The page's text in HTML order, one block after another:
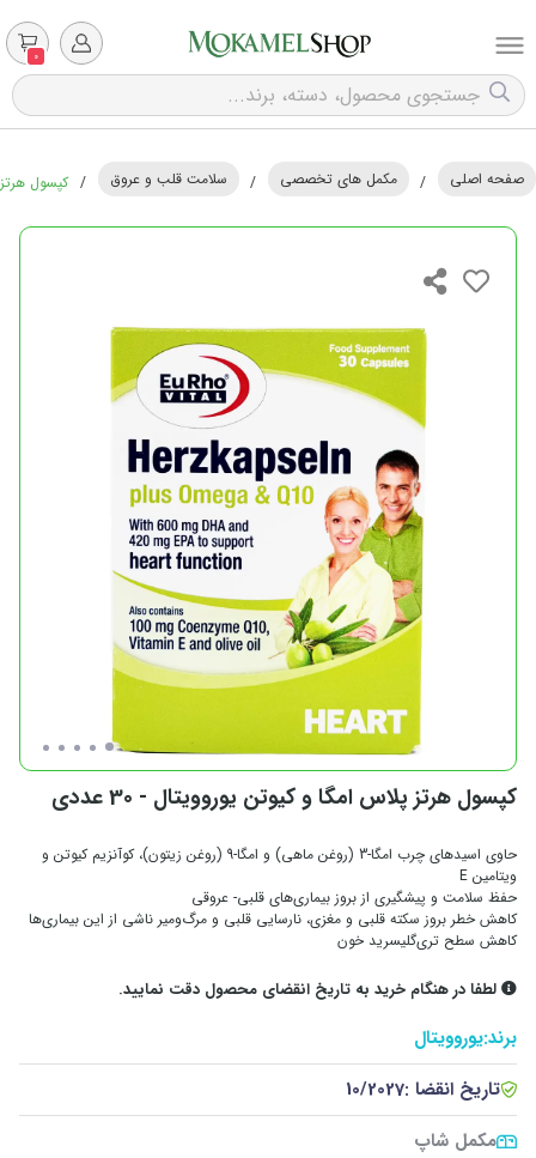
0
صفحه اصلی / مکمل های تخصصی / سلامت قلب و عروق / کپسول هرتز
کپسول هرتز پلاس امگا و کیوتن یوروویتال - 30 عددی
حاوی اسیدهای چرب امگا-3 (روغن ماهی) و امگا-9 (روغن زیتون)، کوآنزیم کیوتن و
ویتامین E
حفظ سلامت و پیشگیری از بروز بیماری‌های قلبی- عروقی
کاهش خطر بروز سکته قلبی و مغزی، نارسایی قلبی و مرگ‌ومیر ناشی از این بیماری‌‌ها
کاهش سطح تری‌گلیسرید خون
لطفا در هنگام خرید به تاریخ انقضای محصول دقت نمایید.
برند:یوروویتال
تاریخ انقضا :10/2027
مکمل شاپ